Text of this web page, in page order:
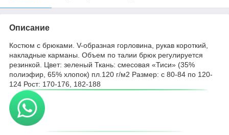
Описание
Костюм с брюками. V-образная горловина, рукав короткий,
накладные карманы. Объем по талии брюк регулируется
резинкой. Цвет: зеленый Ткань: смесовая «Тиси» (35%
полиэфир, 65% хлопок) пл.120 г/м2 Размер: с 80-84 по 120-
124 Рост: 170-176, 182-188